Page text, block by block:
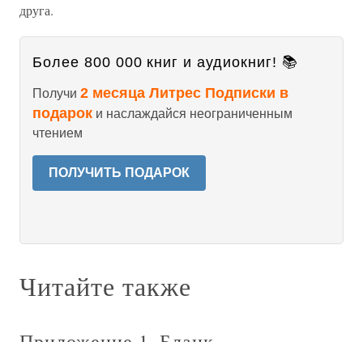
друга.
Более 800 000 книг и аудиокниг! 📚
Получи 2 месяца Литрес Подписки в
подарок и наслаждайся неограниченным
чтением
ПОЛУЧИТЬ ПОДАРОК
Читайте также